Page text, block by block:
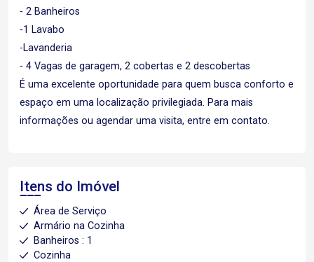
- 2 Banheiros
-1 Lavabo
-Lavanderia
- 4 Vagas de garagem, 2 cobertas e 2 descobertas
É uma excelente oportunidade para quem busca conforto e
espaço em uma localização privilegiada. Para mais
informações ou agendar uma visita, entre em contato.
Itens do Imóvel
Área de Serviço
Armário na Cozinha
Banheiros : 1
Cozinha